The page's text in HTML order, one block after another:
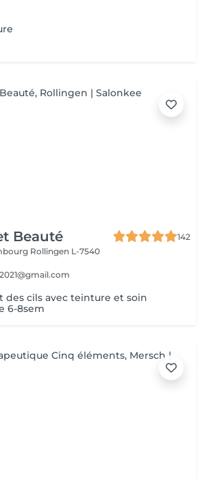
Beauté
142
Rollingen L-7540
des cils avec teinture et soin
6-8sem